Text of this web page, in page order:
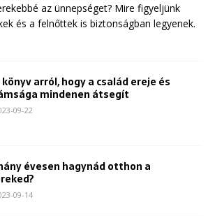
az ünnepséget? Mire figyeljünk
és a felnőttek is biztonságban legyenek.
könyv arról, hogy a család ereje és
mindenen átsegít
09-22
évesen hagynád otthon a
09-14